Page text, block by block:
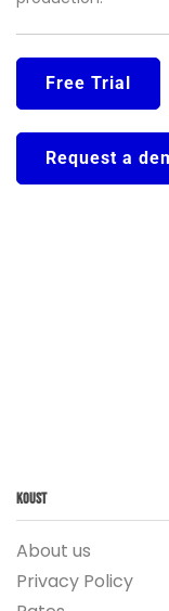
Free Trial
Request a
Koust
About us
Privacy Policy